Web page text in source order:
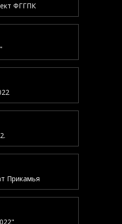
ФГГПК
Прикамья